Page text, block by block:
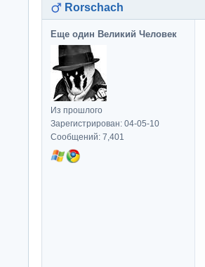
Rorschach
Еще один Великий Человек
Из прошлого
Зарегистрирован: 04-05-10
Сообщений: 7,401